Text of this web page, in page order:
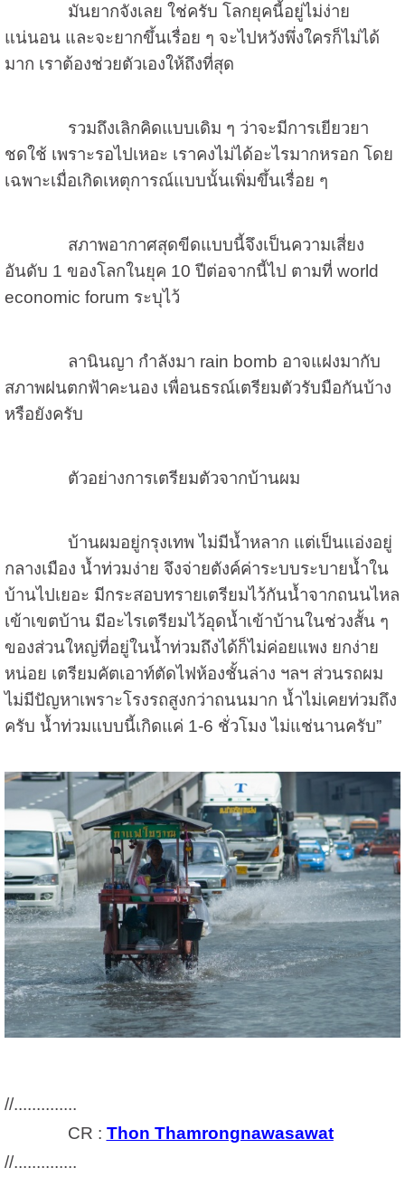
มันยากจังเลย ใช่ครับ โลกยุคนี้อยู่ไม่ง่าย
แน่นอน และจะยากขึ้นเรื่อย ๆ จะไปหวังพึ่งใครก็ไม่ได้
มาก เราต้องช่วยตัวเองให้ถึงที่สุด
รวมถึงเลิกคิดแบบเดิม ๆ ว่าจะมีการเยียวยา
ชดใช้ เพราะรอไปเหอะ เราคงไม่ได้อะไรมากหรอก โดย
เฉพาะเมื่อเกิดเหตุการณ์แบบนั้นเพิ่มขึ้นเรื่อย ๆ
สภาพอากาศสุดขีดแบบนี้จึงเป็นความเสี่ยง
อันดับ 1 ของโลกในยุค 10 ปีต่อจากนี้ไป ตามที่ world
economic forum ระบุไว้
ลานินญา กำลังมา rain bomb อาจแฝงมากับ
สภาพฝนตกฟ้าคะนอง เพื่อนธรณ์เตรียมตัวรับมือกันบ้าง
หรือยังครับ
ตัวอย่างการเตรียมตัวจากบ้านผม
บ้านผมอยู่กรุงเทพ ไม่มีน้ำหลาก แต่เป็นแอ่งอยู่
กลางเมือง น้ำท่วมง่าย จึงจ่ายตังค์ค่าระบบระบายน้ำใน
บ้านไปเยอะ มีกระสอบทรายเตรียมไว้กันน้ำจากถนนไหล
เข้าเขตบ้าน มีอะไรเตรียมไว้อุดน้ำเข้าบ้านในช่วงสั้น ๆ
ของส่วนใหญ่ที่อยู่ในน้ำท่วมถึงได้ก็ไม่ค่อยแพง ยกง่าย
หน่อย เตรียมคัตเอาท์ตัดไฟห้องชั้นล่าง ฯลฯ ส่วนรถผม
ไม่มีปัญหาเพราะโรงรถสูงกว่าถนนมาก น้ำไม่เคยท่วมถึง
ครับ น้ำท่วมแบบนี้เกิดแค่ 1-6 ชั่วโมง ไม่แช่นานครับ”
//..............
CR : Thon Thamrongnawasawat
//..............